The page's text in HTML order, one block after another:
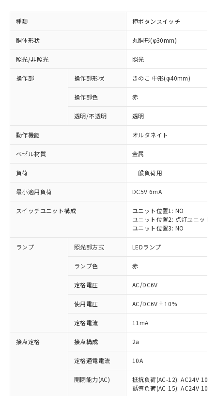
種類 押ボタンスイッチ
胴体形状 丸胴形(φ30mm)
照光/非照光 照光
操作部 操作部形状 きのこ 中形(φ40mm)
操作部色 赤
透明/不透明 透明
動作機能 オルタネイト
ベゼル材質 金属
負荷 一般負荷用
最小適用負荷 DC5V 6mA
スイッチユニット構成
ユニット位置1: NO
ユニット位置2: 点灯ユニット
ユニット位置3: NO
ランプ 照光部方式 LEDランプ
ランプ色 赤
定格電圧 AC/DC6V
使用電圧 AC/DC6V±10%
定格電流 11mA
接点定格 接点構成 2a
定格通電電流 10A
開閉能力(AC)
抵抗負荷(AC-12): AC24V 10A/
誘導負荷(AC-15): AC24V
ご利用条件
以下の条件をお読みいただき、同意のうえ
ご利用ください。
本サービスは、当社制御機器事業取扱
商品の当社在庫状況および標準価格
(税抜)を提供させていただくもので
当社制御機器事業取扱商品の中には、
対応済み：EU RoHS指令（10物質）の
非含有に対応した製品が提供可能な商品で
対応予定：EU RoHS指令（10物質）の非含
有に対応した製品に切り替える予定のある
対応予定なし：EU RoHS指令（10物質）の
非含有に非対応の商品で、対応品を出す予
調査・確認中：EU RoHS指令（10物質）の
非含有の対応状況を調査中または確認中の
非該当品：ライセンス料など無形物で、有
害物質有無と関係のない商品です。
仕入先様の事情により、非含有部品として
「○」：最大均質材料含有率が中国RoHSの
基準値以下であることを示します。
「×」：最大均質材料含有率が中国RoHSの